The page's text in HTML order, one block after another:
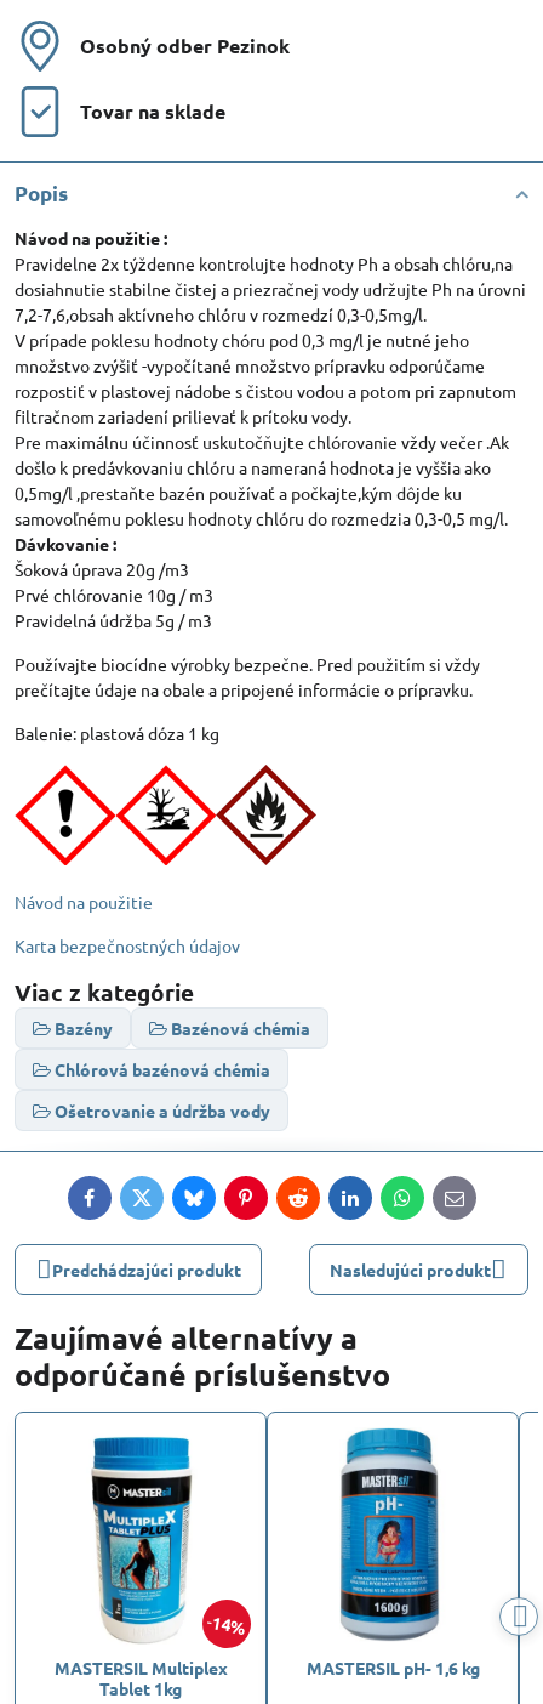
Osobný odber Pezinok
Tovar na sklade
Popis
Návod na použitie :
Pravidelne 2x týždenne kontrolujte hodnoty Ph a obsah chlóru,na
dosiahnutie stabilne čistej a priezračnej vody udržujte Ph na úrovni
7,2-7,6,obsah aktívneho chlóru v rozmedzí 0,3-0,5mg/l.
V prípade poklesu hodnoty chóru pod 0,3 mg/l je nutné jeho
množstvo zvýšiť -vypočítané množstvo prípravku odporúčame
rozpostiť v plastovej nádobe s čistou vodou a potom pri zapnutom
filtračnom zariadení prilievať k prítoku vody.
Pre maximálnu účinnosť uskutočňujte chlórovanie vždy večer .Ak
došlo k predávkovaniu chlóru a nameraná hodnota je vyššia ako
0,5mg/l ,prestaňte bazén používať a počkajte,kým dôjde ku
samovoľnému poklesu hodnoty chlóru do rozmedzia 0,3-0,5 mg/l.
Dávkovanie :
Šoková úprava 20g /m3
Prvé chlórovanie 10g / m3
Pravidelná údržba 5g / m3
Používajte biocídne výrobky bezpečne. Pred použitím si vždy
prečítajte údaje na obale a pripojené informácie o prípravku.
Balenie: plastová dóza 1 kg
Návod na použitie
Karta bezpečnostných údajov
Viac z kategórie
Bazény
Bazénová chémia
Chlórová bazénová chémia
Ošetrovanie a údržba vody
FacebookTwitterBlueskyPinterestRedditLinkedInWhatsApp
E-
mail
Predchádzajúci produkt Nasledujúci produkt
Zaujímavé alternatívy a
odporúčané príslušenstvo
14%
MASTERSIL Multiplex
Tablet 1kg
MASTERSIL pH- 1,6 kg